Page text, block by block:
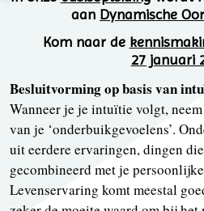
aan Dynamische
Kom naar de
27 januari
Besluitvorming op basis van
Wanneer je je intuïtie volgt,
van je ‘onderbuikgevoelens’.
uit eerdere ervaringen, dingen
gecombineerd met je
Levenservaring komt meestal